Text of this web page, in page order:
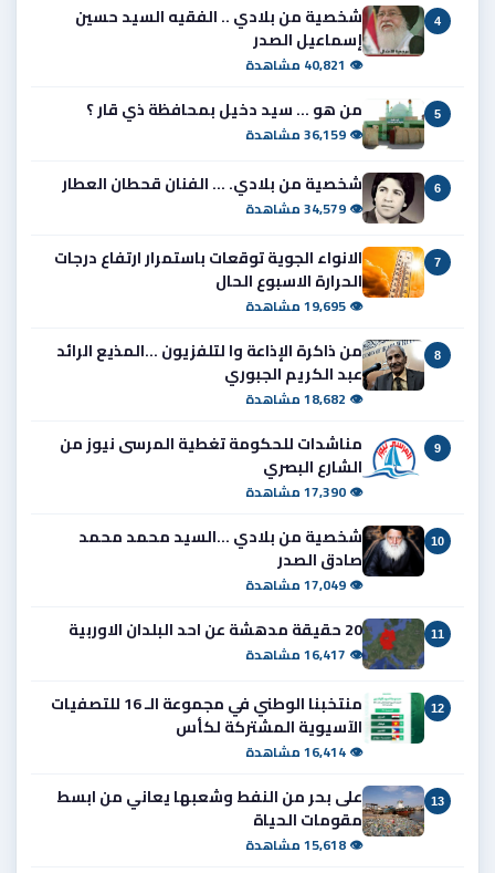
4
شخصية من بلادي .. الفقيه السيد حسين
إسماعيل الصدر
👁 40,821 مشاهدة
5 من هو ... سيد دخيل بمحافظة ذي قار ؟
👁 36,159 مشاهدة
6 شخصية من بلادي. ... الفنان قحطان العطار
👁 34,579 مشاهدة
7
الانواء الجوية توقعات باستمرار ارتفاع درجات
الحرارة الاسبوع الحال
👁 19,695 مشاهدة
8
من ذاكرة الإذاعة وا لتلفزيون ...المذيع الرائد
عبد الكريم الجبوري
👁 18,682 مشاهدة
9
مناشدات للحكومة تغطية المرسى نيوز من
الشارع البصري
👁 17,390 مشاهدة
10
شخصية من بلادي ...السيد محمد محمد
صادق الصدر
👁 17,049 مشاهدة
11 20 حقيقة مدهشة عن احد البلدان الاوربية
👁 16,417 مشاهدة
12
منتخبنا الوطني في مجموعة الـ 16 للتصفيات
الآسيوية المشتركة لكأس
👁 16,414 مشاهدة
13
على بحر من النفط وشعبها يعاني من ابسط
مقومات الحياة
👁 15,618 مشاهدة